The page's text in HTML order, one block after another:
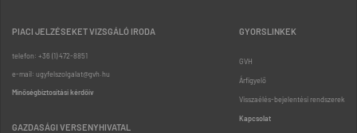
PIACI JELZÉSEKET VIZSGÁLÓ IRODA
telefon: +36 (1) 472-8851
e-mail: ugyfelszolgalat@gvh.hu
Minőségbiztosítási kérdőív
GAZDASÁGI VERSENYHIVATAL
GYORSLINKEK
GVH
Árfigyelő
Visszaélés-bejelentési rendszerek
Kapcsolat